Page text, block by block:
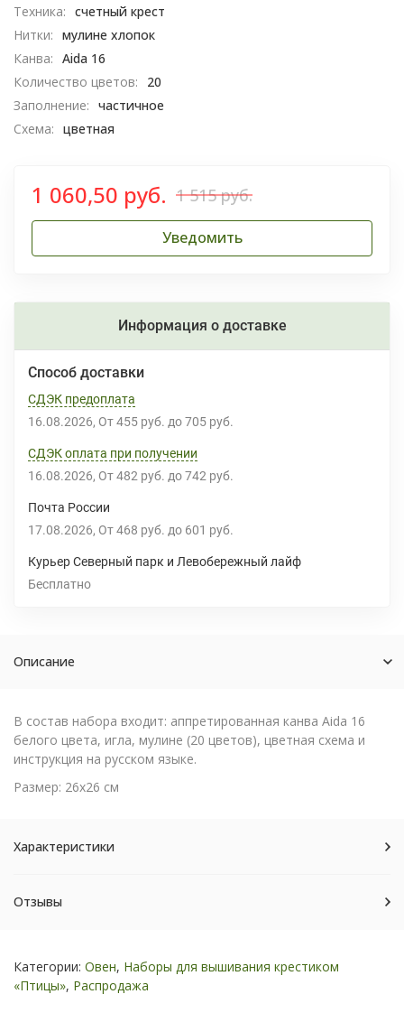
Техника: счетный крест
Нитки: мулине хлопок
Канва: Aida 16
Количество цветов:
20
Заполнение: частичное
Схема: цветная
1 060,50 руб. 1 515 руб.
Уведомить
Информация о доставке
Способ доставки
СДЭК предоплата
16.08.2026 От 455 руб. до 705 руб.
СДЭК оплата при получении
16.08.2026 От 482 руб. до 742 руб.
Почта России
17.08.2026 От 468 руб. до 601 руб.
Курьер Северный парк и Левобережный лайф
Бесплатно
Описание
В состав набора входит: аппретированная канва Aida 16
белого цвета, игла, мулине (20 цветов), цветная схема и
инструкция на русском языке.
Размер: 26х26 см
Характеристики
Отзывы
Категории: Овен, Наборы для вышивания крестиком
«Птицы», Распродажа